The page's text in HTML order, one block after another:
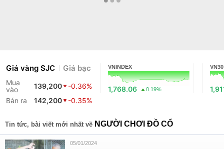
Giá vàng SJC Giá bạc
Mua
vào
139,200
-0.36%
Bán ra
142,200 -0.35%
VNINDEX
1,768.06 0.19%
VN30
Tin tức, bài viết mới nhất về NGƯỜI CHƠI ĐỒ CỔ
05/01/2024